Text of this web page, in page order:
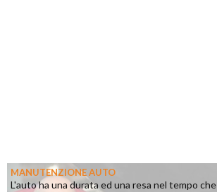
MANUTENZIONE AUTO
L'auto ha una durata ed una resa nel tempo che